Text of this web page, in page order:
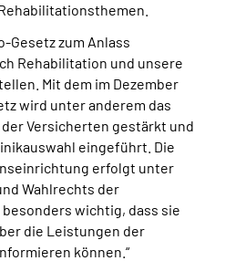
Gesetz zum Anlass
Rehabilitation und unsere
Mit dem im Dezember
wird unter anderem das
Versicherten gestärkt und
eingeführt. Die
erfolgt unter
Wahlrechts der
wichtig, dass sie
die Leistungen der
können.“